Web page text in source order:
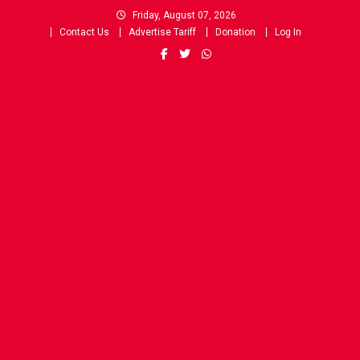
Friday, August 07, 2026
Contact Us
Advertise Tariff Donation Log In